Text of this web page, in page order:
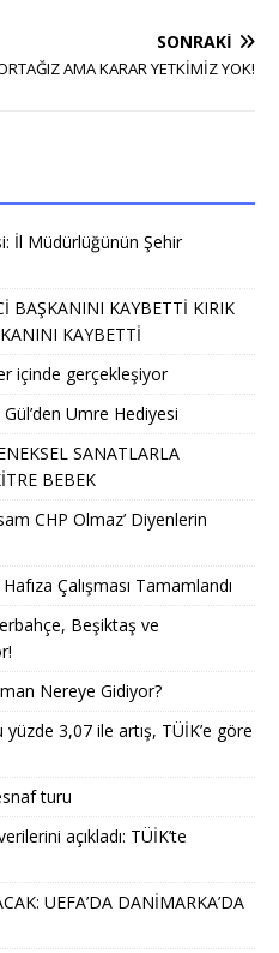
SONRAKI
AMA KARAR YETKİMİZ YOK!
İl Müdürlüğünün Şehir
BAŞKANINI KAYBETTİ KIRIK
KAYBETTİ
içinde gerçekleşiyor
Umre Hediyesi
SANATLARLA
BEBEK
CHP Olmaz’ Diyenlerin
Çalışması Tamamlandı
Beşiktaş ve
Nereye Gidiyor?
3,07 ile artış, TÜİK’e göre
turu
açıkladı: TÜİK’te
UEFA’DA DANİMARKA’DA